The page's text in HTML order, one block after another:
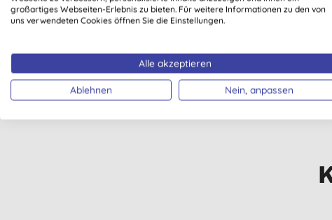
großartiges Webseiten-Erlebnis zu bieten. Für weitere Informationen zu den von
uns verwendeten Cookies öffnen Sie die Einstellungen.
Alle akzeptieren
Ablehnen Nein, anpassen